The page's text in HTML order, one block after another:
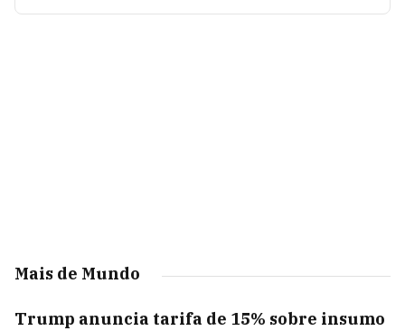
Mais de Mundo
Trump anuncia tarifa de 15% sobre insumo